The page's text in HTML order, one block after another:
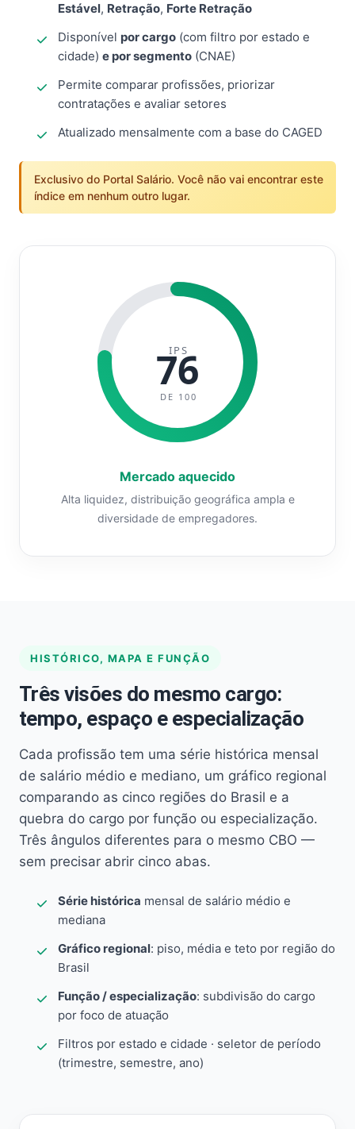
Estável, Retração, Forte Retração
Disponível por cargo (com filtro por estado e
cidade) e por segmento (CNAE)
Permite comparar profissões, priorizar
contratações e avaliar setores
Atualizado mensalmente com a base do CAGED
Exclusivo do Portal Salário. Você não vai encontrar este
índice em nenhum outro lugar.
IPS
76
DE 100
Mercado aquecido
Alta liquidez, distribuição geográfica ampla e
diversidade de empregadores.
HISTÓRICO, MAPA E FUNÇÃO
Três visões do mesmo cargo:
tempo, espaço e especialização
Cada profissão tem uma série histórica mensal
de salário médio e mediano, um gráfico regional
comparando as cinco regiões do Brasil e a
quebra do cargo por função ou especialização.
Três ângulos diferentes para o mesmo CBO —
sem precisar abrir cinco abas.
Série histórica mensal de salário médio e
mediana
Gráfico regional: piso, média e teto por região do
Brasil
Função / especialização: subdivisão do cargo
por foco de atuação
Filtros por estado e cidade · seletor de período
(trimestre, semestre, ano)